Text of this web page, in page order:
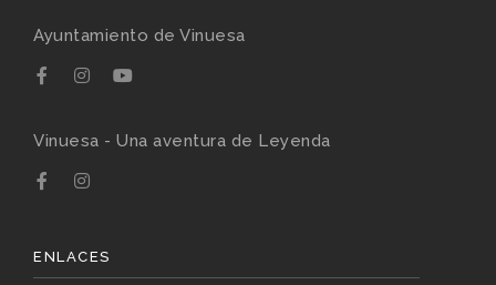
Ayuntamiento de Vinuesa
Vinuesa - Una aventura de Leyenda
ENLACES